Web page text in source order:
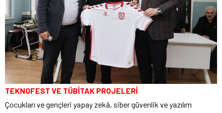
TEKNOFEST VE TÜBİTAK PROJELERİ
Çocukları ve gençleri yapay zekâ, siber güvenlik ve yazılım